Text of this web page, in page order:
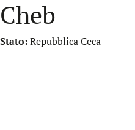
Cheb
Stato:Repubblica Ceca